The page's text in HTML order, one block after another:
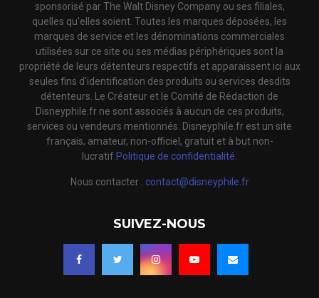
sponsorisé par The Walt Disney Company ou ses filiales,
quelles qu'elles soient. Toutes les marques déposées, les
marques de service et les dénominations commerciales
utilisées sur ce site ou ses médias périphériques sont la
propriété de leurs détenteurs respectifs et apparaissent ici aux
seules fins d'identification des produits ou services desdits
détenteurs. Le Créateur et le Comité de Rédaction de
Disneyphile.fr ne sont associés à aucun de ces produits,
services ou vendeurs mentionnés. Disneyphile.fr est un site
français, amateur, non-officiel, gratuit et à but non-
lucratif. Politique de confidentialité.
Nous contacter : contact@disneyphile.fr
SUIVEZ-NOUS